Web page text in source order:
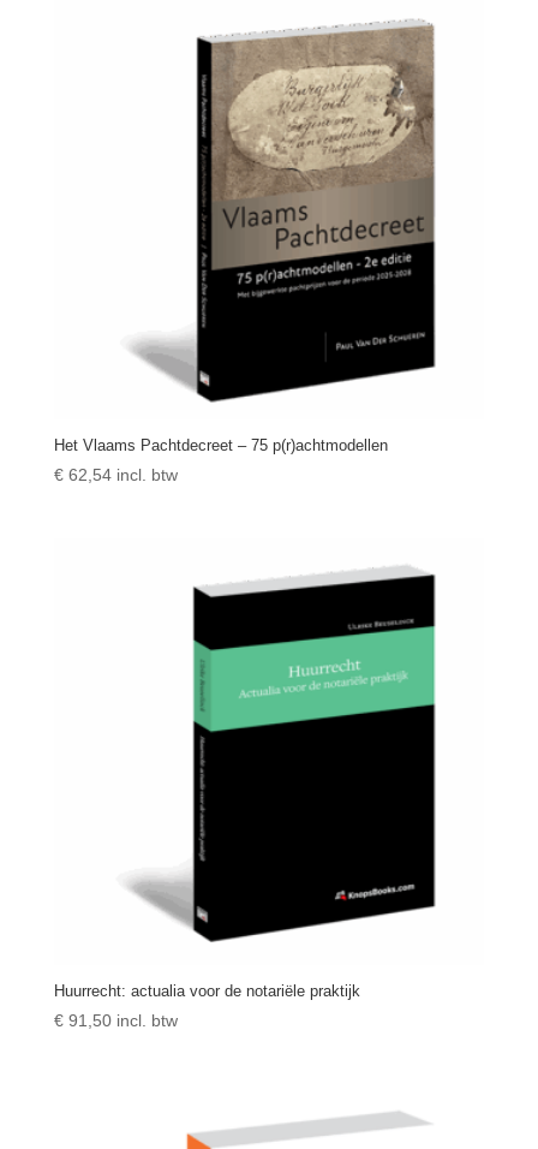
Het Vlaams Pachtdecreet – 75 p(r)achtmodellen
€62,54 incl. btw
Huurrecht: actualia voor de notariële praktijk
€91,50 incl. btw